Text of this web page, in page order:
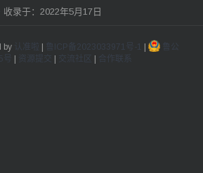
收录于：2022年5月17日
by | 鲁ICP备2023033971号-1 |
鲁公
| 资源提交 | 交流社区 | 合作联系